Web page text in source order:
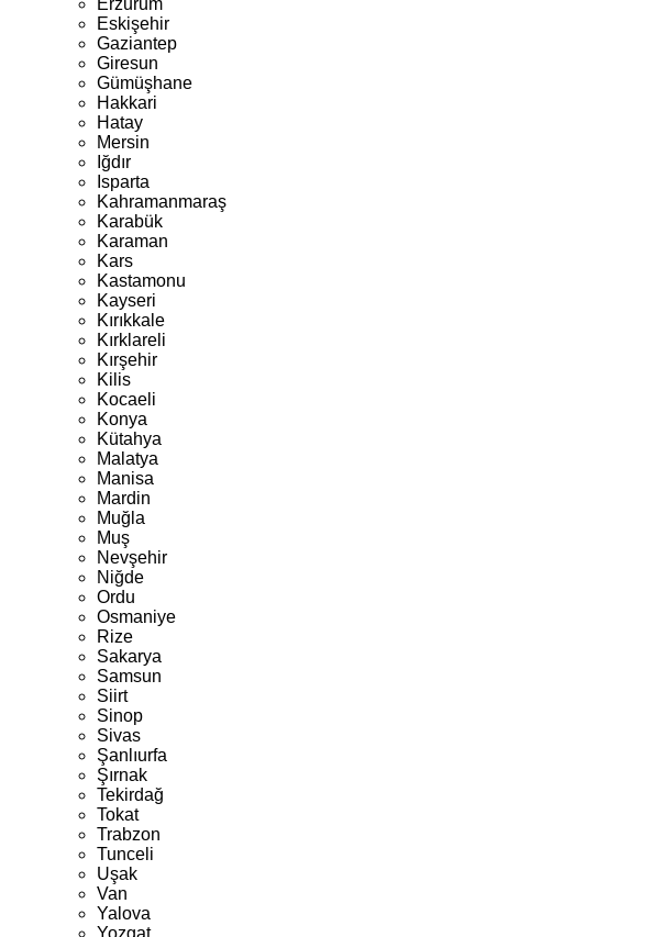
Erzurum
Eskişehir
Gaziantep
Giresun
Gümüşhane
Hakkari
Hatay
Mersin
Iğdır
Isparta
Kahramanmaraş
Karabük
Karaman
Kars
Kastamonu
Kayseri
Kırıkkale
Kırklareli
Kırşehir
Kilis
Kocaeli
Konya
Kütahya
Malatya
Manisa
Mardin
Muğla
Muş
Nevşehir
Niğde
Ordu
Osmaniye
Rize
Sakarya
Samsun
Siirt
Sinop
Sivas
Şanlıurfa
Şırnak
Tekirdağ
Tokat
Trabzon
Tunceli
Uşak
Van
Yalova
Yozgat